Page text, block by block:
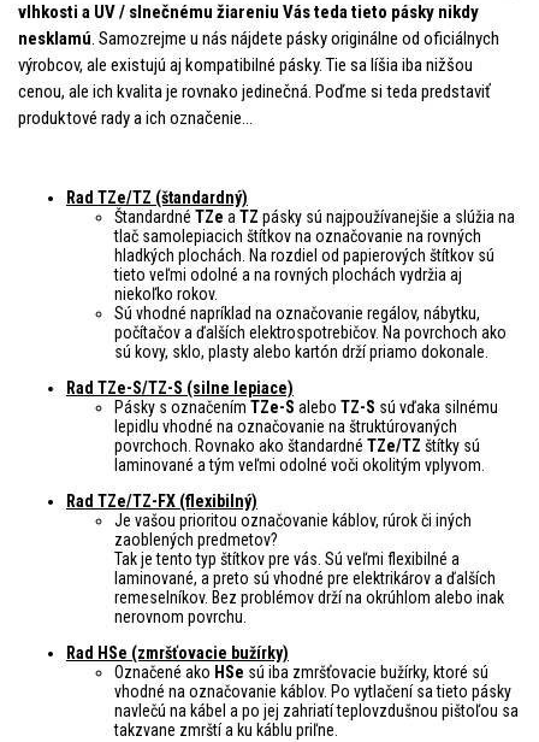
vlhkosti a UV / slnečnému žiareniu Vás teda tieto pásky nikdy
nesklamú. Samozrejme u nás nájdete pásky originálne od oficiálnych
výrobcov, ale existujú aj kompatibilné pásky. Tie sa líšia iba nižšou
cenou, ale ich kvalita je rovnako jedinečná. Poďme si teda predstaviť
produktové rady a ich označenie…
Rad TZe/TZ (štandardný)
Štandardné TZe a TZ pásky sú najpoužívanejšie a slúžia na
tlač samolepiacich štítkov na označovanie na rovných
hladkých plochách. Na rozdiel od papierových štítkov sú
tieto veľmi odolné a na rovných plochách vydržia aj
niekoľko rokov.
Sú vhodné napríklad na označovanie regálov, nábytku,
počítačov a ďalších elektrospotrebičov. Na povrchoch ako
sú kovy, sklo, plasty alebo kartón drží priamo dokonale.
Rad TZe-S/TZ-S (silne lepiace)
Pásky s označením TZe-S alebo TZ-S sú vďaka silnému
lepidlu vhodné na označovanie na štruktúrovaných
povrchoch. Rovnako ako štandardné TZe/TZ štítky sú
laminované a tým veľmi odolné voči okolitým vplyvom.
Rad TZe/TZ-FX (flexibilný)
Je vašou prioritou označovanie káblov, rúrok či iných
zaoblených predmetov?
Tak je tento typ štítkov pre vás. Sú veľmi flexibilné a
laminované, a preto sú vhodné pre elektrikárov a ďalších
remeselníkov. Bez problémov drží na okrúhlom alebo inak
nerovnom povrchu.
Rad HSe (zmršťovacie bužírky)
Označené ako HSe sú iba zmršťovacie bužírky, ktoré sú
vhodné na označovanie káblov. Po vytlačení sa tieto pásky
navlečú na kábel a po jej zahriatí teplovzdušnou pištoľou sa
takzvane zmrští a ku káblu priľne.